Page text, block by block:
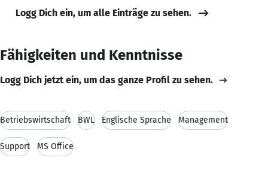
Logg Dich ein, um alle Einträge zu sehen.
Fähigkeiten und Kenntnisse
Logg Dich jetzt ein, um das ganze Profil zu sehen.
Betriebswirtschaft BWL Englische Sprache Management
Support MS Office